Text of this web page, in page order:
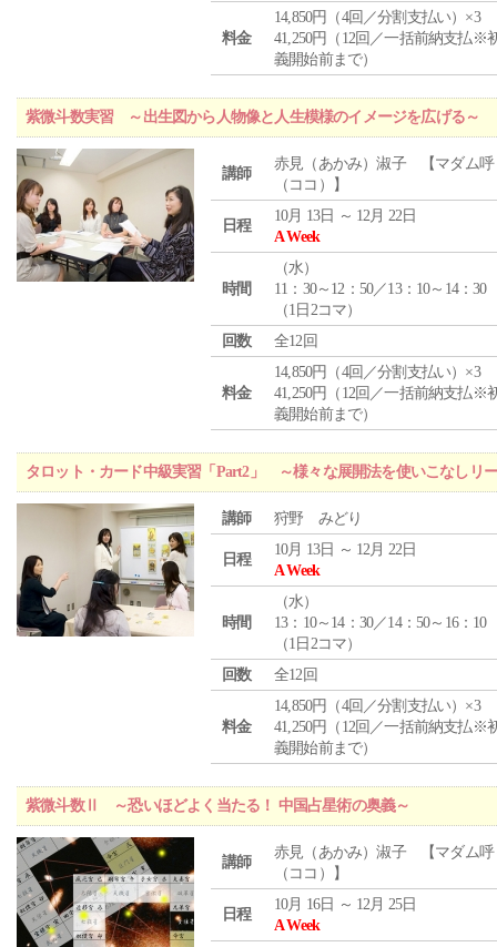
料金
14,850円（4回／分割支払い）×3
41,250円（12回／一括前納支払※
義開始前まで）
紫微斗数実習 ～出生図から人物像と人生模様のイメージを広げる～
講師
赤見（あかみ）淑子 【マダム呼
（ココ）】
日程
10月 13日 ～ 12月 22日
A Week
時間
（水）
11：30～12：50／13：10～14：30
（1日2コマ）
回数
全12回
料金
14,850円（4回／分割支払い）×3
41,250円（12回／一括前納支払※
義開始前まで）
タロット・カード中級実習「Part2」 ～様々な展開法を使いこなしリ
講師 狩野 みどり
日程
10月 13日 ～ 12月 22日
A Week
時間
（水）
13：10～14：30／14：50～16：10
（1日2コマ）
回数
全12回
料金
14,850円（4回／分割支払い）×3
41,250円（12回／一括前納支払※
義開始前まで）
紫微斗数Ⅱ ～恐いほどよく当たる！ 中国占星術の奥義～
講師
赤見（あかみ）淑子 【マダム呼
（ココ）】
日程
10月 16日 ～ 12月 25日
A Week